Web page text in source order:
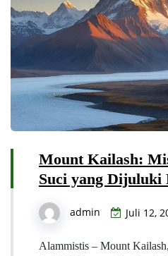
Mount Kailash:
Suci yang Dijuluki
admin Juli 12,
Alammistis – Mount